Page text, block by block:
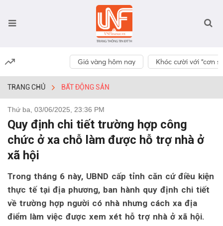
Giá vàng hôm nay Khóc cười với “cơn
TRANG CHỦ BẤT ĐỘNG SẢN
Thứ ba, 03/06/2025, 23:36 PM
Quy định chi tiết trường hợp công
chức ở xa chỗ làm được hỗ trợ nhà ở
xã hội
Trong tháng 6 này, UBND cấp tỉnh căn cứ điều kiện
thực tế tại địa phương, ban hành quy định chi tiết
về trường hợp người có nhà nhưng cách xa địa
điểm làm việc được xem xét hỗ trợ nhà ở xã hội.